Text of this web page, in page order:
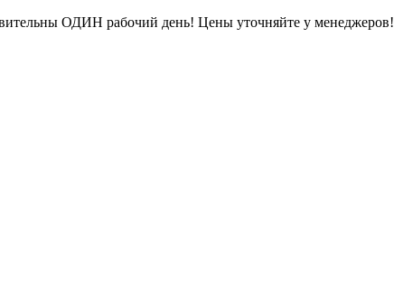
ОДИН рабочий день! Цены уточняйте у менеджеров!